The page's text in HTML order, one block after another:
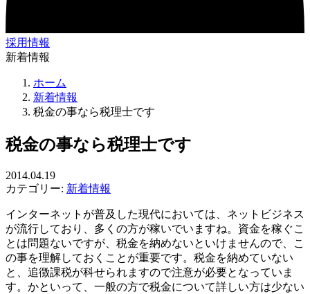
採用情報
新着情報
ホーム
新着情報
税金の事なら税理士です
税金の事なら税理士です
2014.04.19
カテゴリー: 新着情報
インターネットが普及した現代においては、ネットビジネス
が流行しており、多くの方が稼いでいますね。資金を稼ぐこ
とは問題ないですが、税金を納めないといけませんので、こ
の事を理解しておくことが重要です。税金を納めていない
と、追徴課税が科せられますので注意が必要となっていま
す。かといって、一般の方で税金について詳しい方は少ない